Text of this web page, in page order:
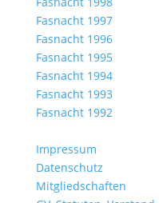
Fasnacht 1997
Fasnacht 1996
Fasnacht 1995
Fasnacht 1994
Fasnacht 1993
Fasnacht 1992
Impressum
Datenschutz
Mitgliedschaften